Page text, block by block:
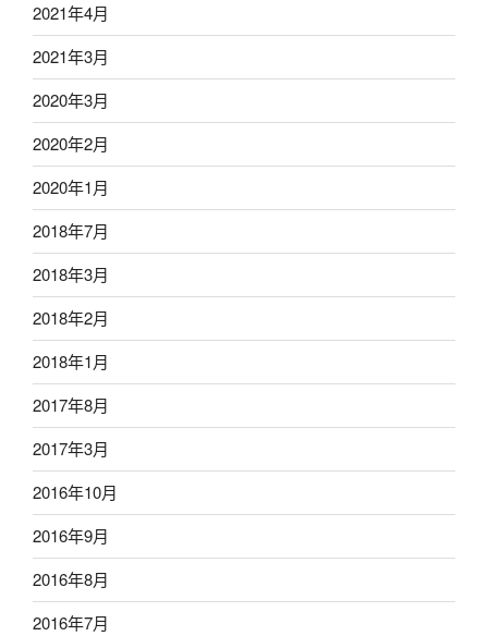
2021年4月
2021年3月
2020年3月
2020年2月
2020年1月
2018年7月
2018年3月
2018年2月
2018年1月
2017年8月
2017年3月
2016年10月
2016年9月
2016年8月
2016年7月